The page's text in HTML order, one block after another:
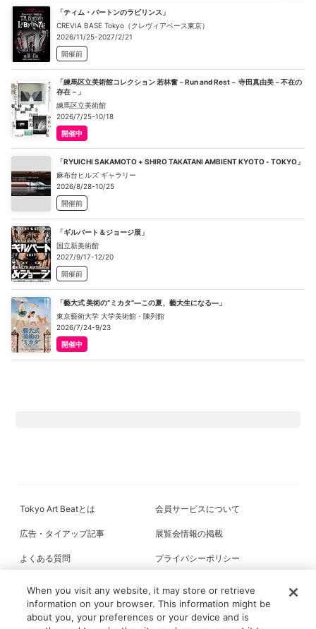
「ティム・バートンのラビリンス」
CREVIA BASE Tokyo（クレヴィアベース東京）
2026/11/25-2027/2/21
開催前
「練馬区立美術館コレクション 若林奮－Run and Rest－ 寺田真由美－不在の
存在－」
練馬区立美術館
2026/7/25-10/18
開催中
「RYUICHI SAKAMOTO + SHIRO TAKATANI AMBIENT KYOTO - TOKYO」
麻布台ヒルズ ギャラリー
2026/8/28-10/25
開催前
「ギルバート＆ジョージ展」
国立新美術館
2027/9/17-12/20
開催前
「藝大式 美術の“ミカタ”―この夏、藝大生になる―」
東京藝術大学 大学美術館・陳列館
2026/7/24-9/23
開催中
Tokyo Art Beatとは 会員サービスについて
広告・タイアップ記事 展覧会情報の掲載
よくある質問 プライバシーポリシー
When you visit any website, it may store or retrieve
information on your browser. This information might be
about you, your preferences or your device and is